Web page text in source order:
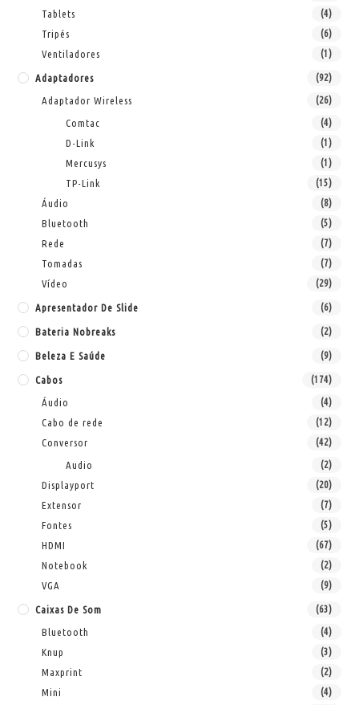
Tablets (4)
Tripés (6)
Ventiladores (1)
Adaptadores (92)
Adaptador Wireless (26)
Comtac (4)
D-Link (1)
Mercusys (1)
TP-Link (15)
Áudio (8)
Bluetooth (5)
Rede (7)
Tomadas (7)
Vídeo (29)
Apresentador De Slide (6)
Bateria Nobreaks (2)
Beleza E Saúde (9)
Cabos (174)
Áudio (4)
Cabo de rede (12)
Conversor (42)
Audio (2)
Displayport (20)
Extensor (7)
Fontes (5)
HDMI (67)
Notebook (2)
VGA (9)
Caixas De Som (63)
Bluetooth (4)
Knup (3)
Maxprint (2)
Mini (4)